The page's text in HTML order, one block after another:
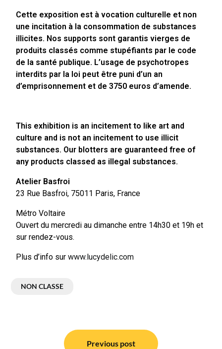
Cette exposition est à vocation culturelle et non
une incitation à la consommation de substances
illicites. Nos supports sont garantis vierges de
produits classés comme stupéfiants par le code
de la santé publique. L’usage de psychotropes
interdits par la loi peut être puni d’un an
d’emprisonnement et de 3750 euros d’amende.
This exhibition is an incitement to like art and
culture and is not an incitement to use illicit
substances. Our blotters are guaranteed free of
any products classed as illegal substances.
Atelier Basfroi
23 Rue Basfroi, 75011 Paris, France
Métro Voltaire
Ouvert du mercredi au dimanche entre 14h30 et 19h et
sur rendez-vous.
Plus d’info surwww.lucydelic.com
NON CLASSE
Previous post